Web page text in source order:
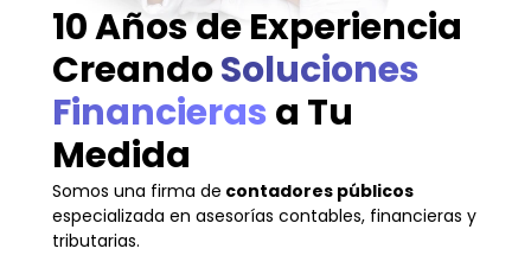
10 Años de Experiencia
CreandoSoluciones
Financieras a Tu
Medida
Somos una firma de contadores públicos
especializada en asesorías contables, financieras y
tributarias.